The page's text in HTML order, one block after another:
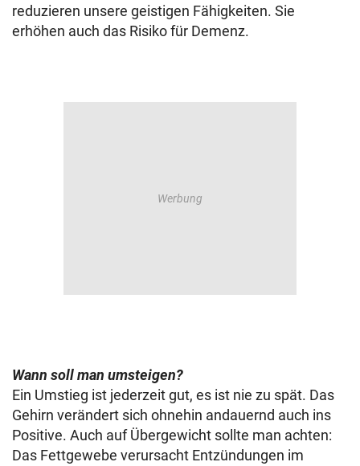
reduzieren unsere geistigen Fähigkeiten. Sie
erhöhen auch das Risiko für Demenz.
Wann soll man umsteigen?
Ein Umstieg ist jederzeit gut, es ist nie zu spät. Das
Gehirn verändert sich ohnehin andauernd auch ins
Positive. Auch auf Übergewicht sollte man achten:
Das Fettgewebe verursacht Entzündungen im